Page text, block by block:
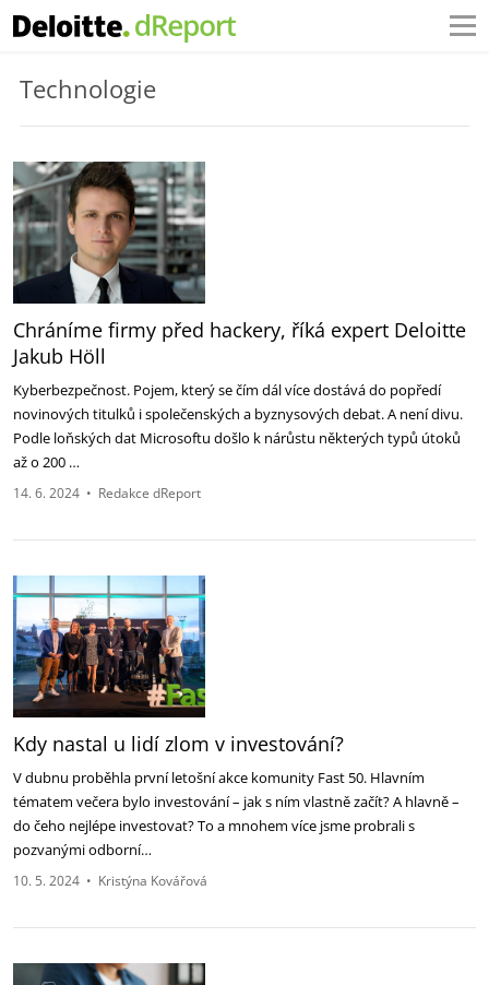
Technologie
Chráníme firmy před hackery, říká expert Deloitte
Jakub Höll
Kyberbezpečnost. Pojem, který se čím dál více dostává do popředí
novinových titulků i společenských a byznysových debat. A není divu.
Podle loňských dat Microsoftu došlo k nárůstu některých typů útoků
až o 200 …
14. 6. 2024 • Redakce dReport
Kdy nastal u lidí zlom v investování?
V dubnu proběhla první letošní akce komunity Fast 50. Hlavním
tématem večera bylo investování – jak s ním vlastně začít? A hlavně –
do čeho nejlépe investovat? To a mnohem více jsme probrali s
pozvanými odborní…
10. 5. 2024 • Kristýna Kovářová